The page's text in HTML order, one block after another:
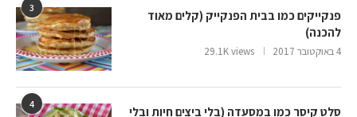
3
פנקייקים כמו בבית הפנקייק (קלים מאוד
להכנה)
4 באוקטובר 2017 29.1K views
4
סלט קיסר כמו במסעדה (בלי ביצים חיות ובלי